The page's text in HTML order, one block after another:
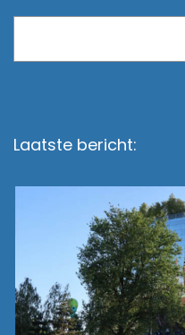
Laatste bericht: